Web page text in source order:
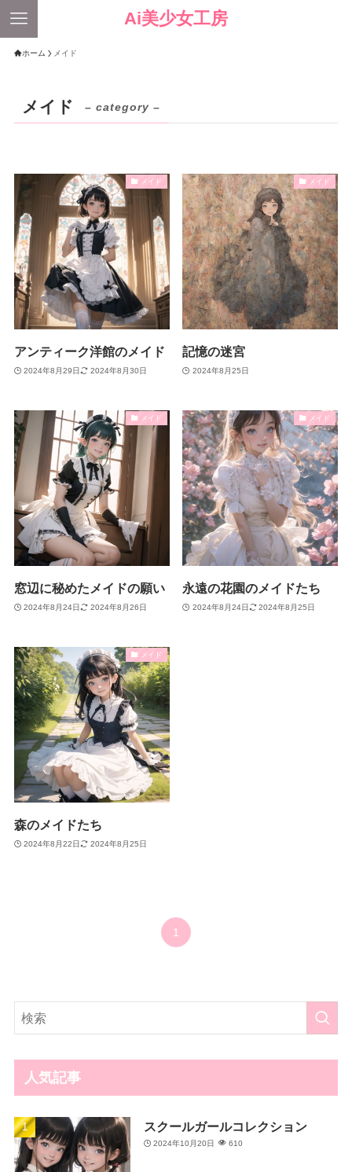
Ai美少女工房
ホーム メイド
メイド – category –
メイド
アンティーク洋館のメイド
2024年8月29日 2024年8月30日
メイド
記憶の迷宮
2024年8月25日
メイド
窓辺に秘めたメイドの願い
2024年8月24日 2024年8月26日
メイド
永遠の花園のメイドたち
2024年8月24日 2024年8月25日
メイド
森のメイドたち
2024年8月22日 2024年8月25日
1
人気記事
スクールガールコレクション
2024年10月20日 610